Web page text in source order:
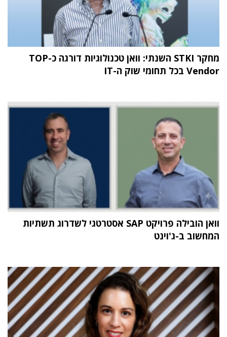
מחקר STKI השנתי: וואן טכנולוגיות דורגה כ-TOP
Vendor בכל תחומי שוק ה-IT
וואן הובילה פרויקט SAP אסטרטגי לשדרוג תשתיות
המחשוב ב-ג'וינט